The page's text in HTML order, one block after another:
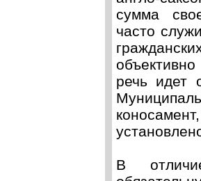
сумма
часто
речь идет
В